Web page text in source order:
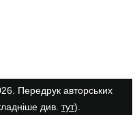
Передрук авторських
див. тут).